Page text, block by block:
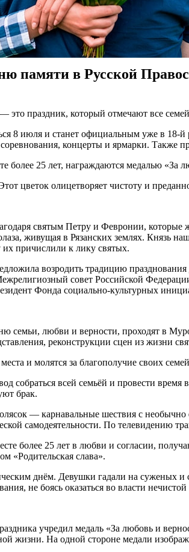
памяти в Русской
это праздник, который отмечают все
8 июля и станет официальным уже в 18-
концерты и ярмарки. Также
более 25 лет, награждаются медалью «За
цветок олицетворяет чистоту и
святым Петру и Февронии,
живущая в Рязанских землях.
их причислили к лику святых.
возродить традицию
совет Российской
Фонда социально-культурных
семьи, любви и верности, проходят в
реконструкции сцен из жизни
и молятся за благополучие своих
собраться всей семьёй и провести
брак.
— карнавальные шествия с
самодеятельности. По телевидению
более 25 лет в любви и согласии,
«Родительская слава».
днём. Девушки гадали на суженых
не боясь оказаться во власти
учредил медаль «За любовь и
жизни. На одной стороне медали